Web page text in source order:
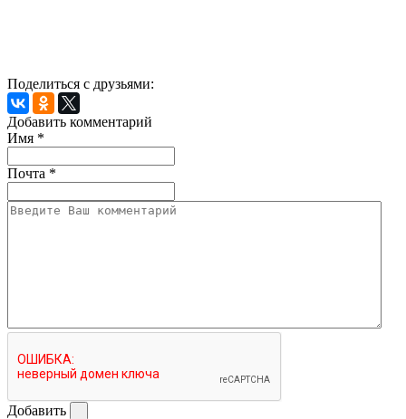
Поделиться с друзьями:
Добавить комментарий
Имя *
Почта *
Добавить